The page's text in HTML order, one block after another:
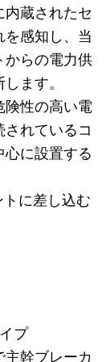
内蔵されたセ
を感知し、当
からの電力供
ます。
険性の高い電
れているコ
心に設置する
に差し込む
プ
主幹ブレーカ